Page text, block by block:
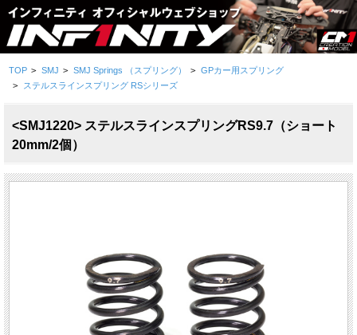
TOP > SMJ > SMJ Springs （スプリング） > GPカー用スプリング
> ステルスラインスプリング RSシリーズ
<SMJ1220> ステルスラインスプリングRS9.7（ショート
20mm/2個）